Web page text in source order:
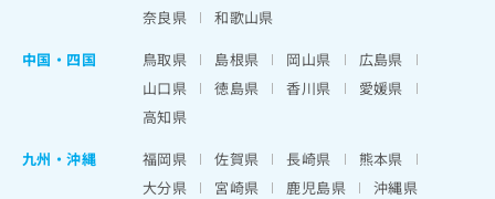
奈良県
和歌山県
中国・四国
鳥取県 島根県 岡山県
広島県
山口県
徳島県 香川県
愛媛県
高知県
九州・沖縄
福岡県 佐賀県 長崎県
熊本県
大分県
宮崎県 鹿児島県 沖縄県